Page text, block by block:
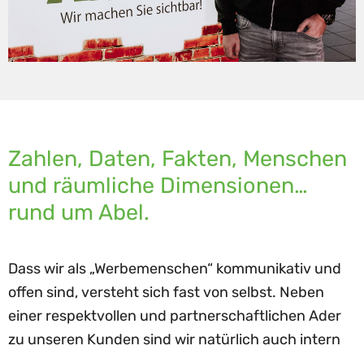
Zahlen, Daten, Fakten, Menschen
und räumliche Dimensionen…
rund um Abel.
Dass wir als „Werbemenschen“ kommunikativ und
offen sind, versteht sich fast von selbst. Neben
einer respektvollen und partnerschaftlichen Ader
zu unseren Kunden sind wir natürlich auch intern